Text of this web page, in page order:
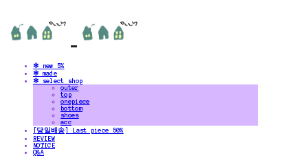
✻ new 5%
✻ made
✻ select shop
outer
top
onepiece
bottom
shoes
acc
[당일배송] Last piece 50%
REVIEW
NOTICE
Q&A